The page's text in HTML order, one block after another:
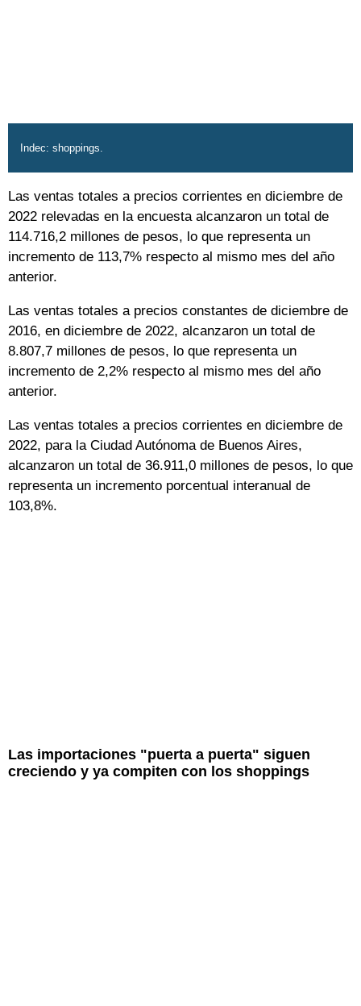
Indec: shoppings.
Las ventas totales a precios corrientes en diciembre de
2022 relevadas en la encuesta alcanzaron un total de
114.716,2 millones de pesos, lo que representa un
incremento de 113,7% respecto al mismo mes del año
anterior.
Las ventas totales a precios constantes de diciembre de
2016, en diciembre de 2022, alcanzaron un total de
8.807,7 millones de pesos, lo que representa un
incremento de 2,2% respecto al mismo mes del año
anterior.
Las ventas totales a precios corrientes en diciembre de
2022, para la Ciudad Autónoma de Buenos Aires,
alcanzaron un total de 36.911,0 millones de pesos, lo que
representa un incremento porcentual interanual de
103,8%.
Las importaciones "puerta a puerta" siguen
creciendo y ya compiten con los shoppings